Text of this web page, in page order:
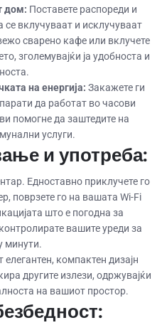
дом: Поставете распореди и
се вклучуваат и исклучуваат
сварено кафе или вклучете
зголемувајќи ја удобноста и
на енергија: Закажете ги
да работат во часови
помогне да заштедите на
услуги.
и употреба:
Едноставно приклучете го
поврзете го на вашата Wi-Fi
што е погодна за
вашите уреди за
минути.
елегантен, компактен дизајн
другите излези, одржувајќи
на вашиот простор.